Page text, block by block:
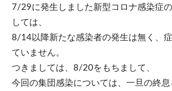
7/29に発生しました新型コロナ感染症
しては、
8/14以降新たな感染者の発生は無く、
ていません。
つきましては、8/20をもちまして、
今回の集団感染については、一旦の終